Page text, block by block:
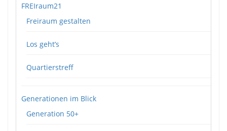
FREIraum21
Freiraum gestalten
Los geht’s
Quartierstreff
Generationen im Blick
Generation 50+